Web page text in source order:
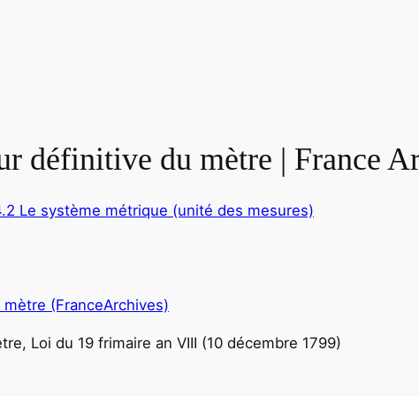
définitive du mètre | France
Le système métrique (unité des mesures)
(FranceArchives)
Loi du 19 frimaire an VIII (10 décembre 1799)